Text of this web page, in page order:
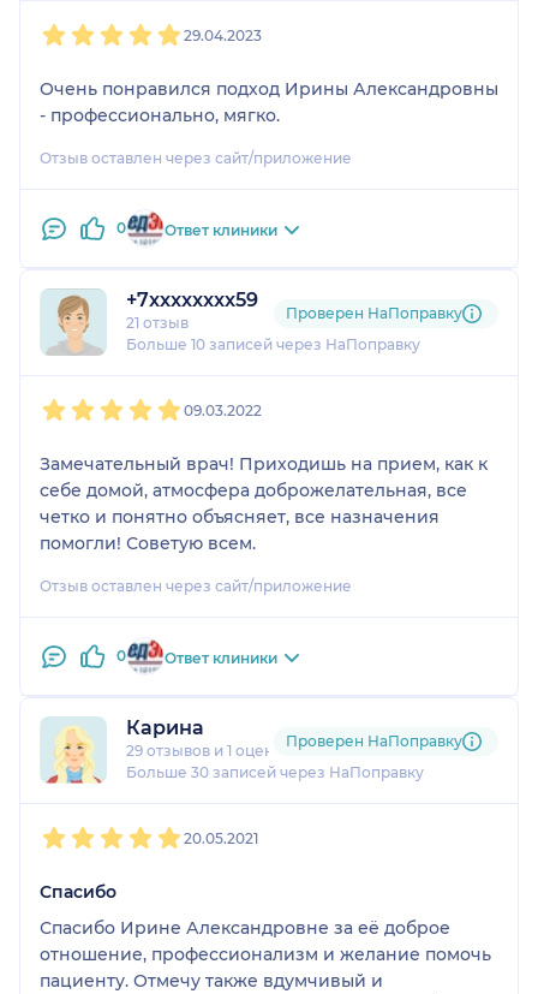
29.04.2023
Очень понравился подход Ирины Александровны
- профессионально, мягко.
Отзыв оставлен через сайт/приложение
0 Ответ клиники
+7xxxxxxxx59
21 отзыв
Больше 10 записей через НаПоправку
Проверен НаПоправку
09.03.2022
Замечательный врач! Приходишь на прием, как к
себе домой, атмосфера доброжелательная, все
четко и понятно объясняет, все назначения
помогли! Советую всем.
Отзыв оставлен через сайт/приложение
0 Ответ клиники
Карина
29 отзывов и 1 оценка
Больше 30 записей через НаПоправку
Проверен НаПоправку
20.05.2021
Спасибо
Спасибо Ирине Александровне за её доброе
отношение, профессионализм и желание помочь
пациенту. Отмечу также вдумчивый и